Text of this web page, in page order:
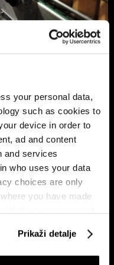
your personal data,
such as cookies to
device in order to
ad and content
and services
who uses your data
choices are only
you have made
Prikaži detalje
dobit za 12,3
sastanku FIA-e i
gdje je istaknuto da
ekonomskog rasta.
u Federaciji, čak 98,6
ostvaruju 90 posto
dobiti.